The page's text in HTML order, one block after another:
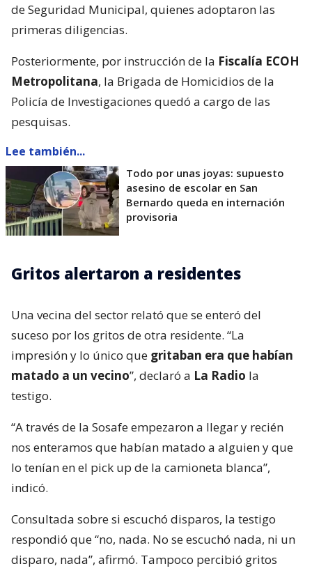
de Seguridad Municipal, quienes adoptaron las
primeras diligencias.
Posteriormente, por instrucción de la Fiscalía ECOH
Metropolitana, la Brigada de Homicidios de la
Policía de Investigaciones quedó a cargo de las
pesquisas.
Lee también...
Todo por unas joyas: supuesto
asesino de escolar en San
Bernardo queda en internación
provisoria
Gritos alertaron a residentes
Una vecina del sector relató que se enteró del
suceso por los gritos de otra residente. “La
impresión y lo único que gritaban era que habían
matado a un vecino”, declaró a La Radio la
testigo.
“A través de la Sosafe empezaron a llegar y recién
nos enteramos que habían matado a alguien y que
lo tenían en el pick up de la camioneta blanca”,
indicó.
Consultada sobre si escuchó disparos, la testigo
respondió que “no, nada. No se escuchó nada, ni un
disparo, nada”, afirmó. Tampoco percibió gritos